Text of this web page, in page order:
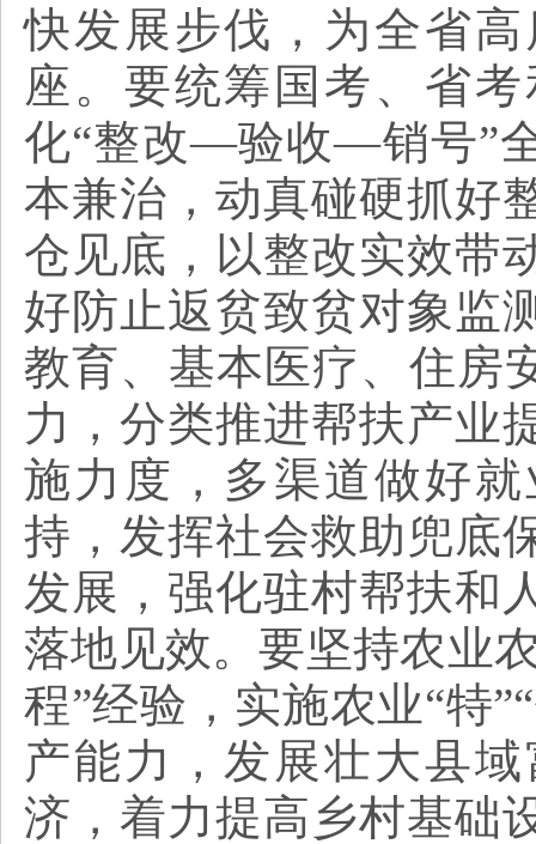
快发展步伐，为全省
座。要统筹国考、省
化“整改—验收—销号”
本兼治，动真碰硬抓好
仓见底，以整改实效带
好防止返贫致贫对象监
教育、基本医疗、住房
力，分类推进帮扶产业
施力度，多渠道做好
持，发挥社会救助兜底
发展，强化驻村帮扶和
落地见效。要坚持农业
程”经验，实施农业“特
产能力，发展壮大县
济，着力提高乡村基础